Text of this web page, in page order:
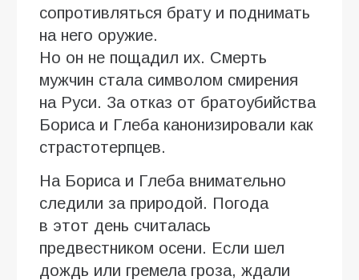
сопротивляться брату и поднимать
на него оружие.
Но он не пощадил их. Смерть
мужчин стала символом смирения
на Руси. За отказ от братоубийства
Бориса и Глеба канонизировали как
страстотерпцев.
На Бориса и Глеба внимательно
следили за природой. Погода
в этот день считалась
предвестником осени. Если шел
дождь или гремела гроза, ждали